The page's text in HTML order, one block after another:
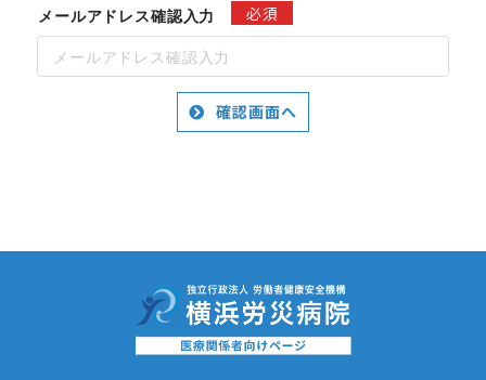
メールアドレス確認入力 必須
確認画面へ